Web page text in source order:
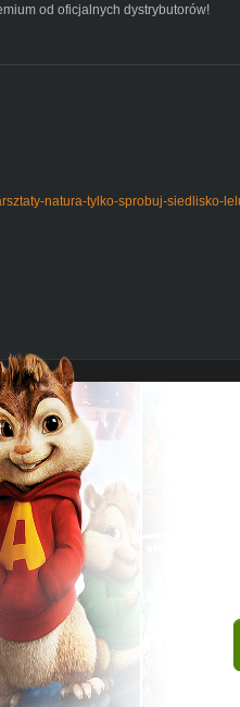
od oficjalnych dystrybutorów!
natura-tylko-sprobuj-siedlisko-
Music.
Copyright Music)
No Copyright Music)
Music.
Music)
Music.